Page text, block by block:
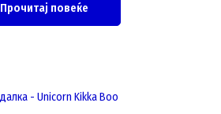
Прочитај повеќе